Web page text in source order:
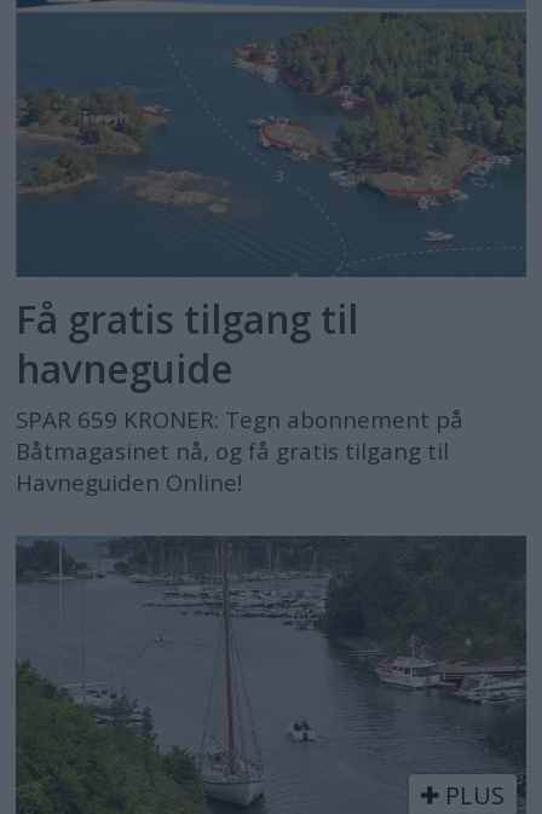
Få gratis tilgang til
havneguide
SPAR 659 KRONER: Tegn abonnement på
Båtmagasinet nå, og få gratis tilgang til
Havneguiden Online!
PLUS